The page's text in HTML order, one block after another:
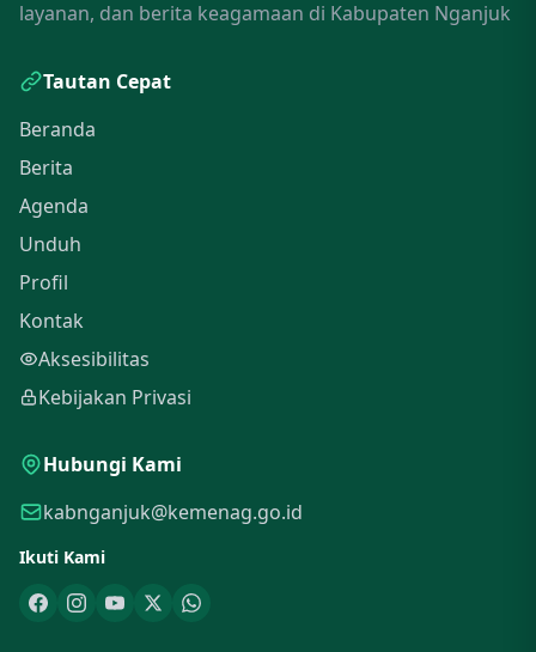
layanan, dan berita keagamaan di Kabupaten Nganjuk
Tautan Cepat
Beranda
Berita
Agenda
Unduh
Profil
Kontak
Aksesibilitas
Kebijakan Privasi
Hubungi Kami
kabnganjuk@kemenag.go.id
Ikuti Kami